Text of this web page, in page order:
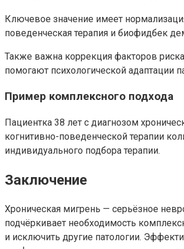
Ключевое значение имеет
поведенческая терапия и биофидбек
Также важна коррекция факторов
помогают психологической адаптации
Пример комплексного подхода
Пациентка 38 лет с диагнозом
когнитивно-поведенческой терапии
индивидуального подбора терапии.
Заключение
Хроническая мигрень — серьёзное
подчёркивает необходимость
и исключить другие патологии.